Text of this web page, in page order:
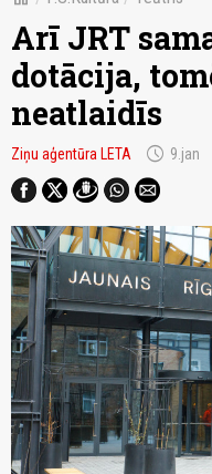
Arī JRT
dotācija,
neatlaidīs
Ziņu aģentūra LETA schedule 9.jan